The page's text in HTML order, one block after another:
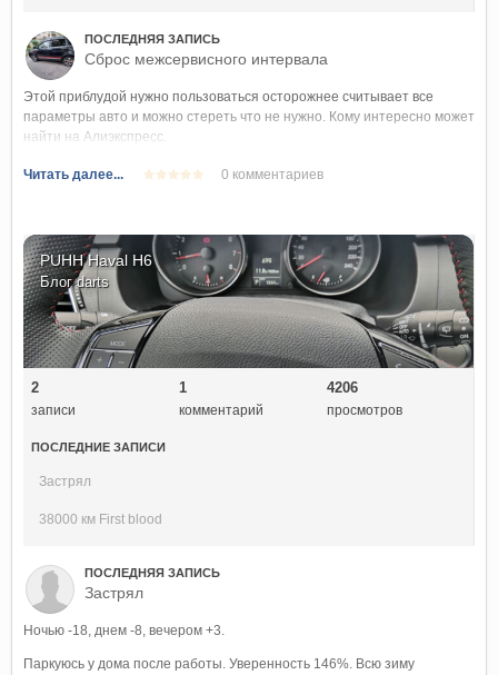
ПОСЛЕДНЯЯ ЗАПИСЬ
Сброс межсервисного интервала
Этой приблудой нужно пользоваться осторожнее считывает все
параметры авто и можно стереть что не нужно. Кому интересно может
найти на Алиэкспресс.
Читать далее... 0 комментариев
PUHH Haval H6
Блогdarts
2
записи
1
комментарий
4206
просмотров
ПОСЛЕДНИЕ ЗАПИСИ
Застрял
38000 км First blood
ПОСЛЕДНЯЯ ЗАПИСЬ
Застрял
Ночью -18, днем -8, вечером +3.
Паркуюсь у дома после работы. Уверенность 146%. Всю зиму